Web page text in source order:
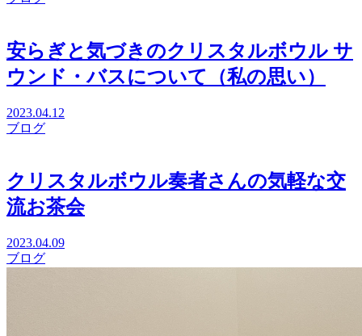
安らぎと気づきのクリスタルボウル サ
ウンド・バスについて（私の思い）
2023.04.12
ブログ
クリスタルボウル奏者さんの気軽な交
流お茶会
2023.04.09
ブログ